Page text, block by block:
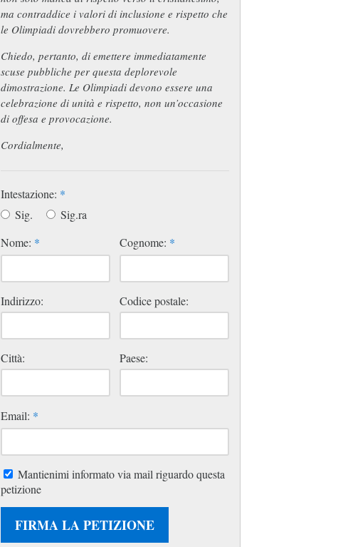
ma contraddice i valori di inclusione e rispetto che
le Olimpiadi dovrebbero promuovere.
Chiedo, pertanto, di emettere immediatamente
scuse pubbliche per questa deplorevole
dimostrazione. Le Olimpiadi devono essere una
celebrazione di unità e rispetto, non un’occasione
di offesa e provocazione.
Cordialmente,
Intestazione: *
Sig.
Sig.ra
Nome: * Cognome: *
Indirizzo: Codice postale:
Città: Paese:
Email: *
Mantienimi informato via mail riguardo questa
petizione
FIRMA LA PETIZIONE